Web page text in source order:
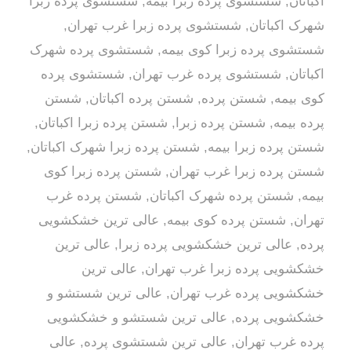
شهرک اکباتان, شستشوی پرده زبرا غرب تهران,
شستشوی پرده زبرا کوی بیمه, شستشوی پرده شهرک
اکباتان, شستشوی پرده غرب تهران, شستشوی پرده
کوی بیمه, شستن پرده, شستن پرده اکباتان, شستن
پرده بیمه, شستن پرده زبرا , شستن پرده زبرا اکباتان,
شستن پرده زبرا بیمه, شستن پرده زبرا شهرک اکباتان,
شستن پرده زبرا غرب تهران, شستن پرده زبرا کوی
بیمه, شستن پرده شهرک اکباتان, شستن پرده غرب
تهران, شستن پرده کوی بیمه, عالی ترین خشکشویی
پرده, عالی ترین خشکشویی پرده زبرا , عالی ترین
خشکشویی پرده زبرا غرب تهران, عالی ترین
خشکشویی پرده غرب تهران, عالی ترین شستشو و
خشکشویی پرده, عالی ترین شستشو و خشکشویی
پرده غرب تهران, عالی ترین شستشوی پرده, عالی